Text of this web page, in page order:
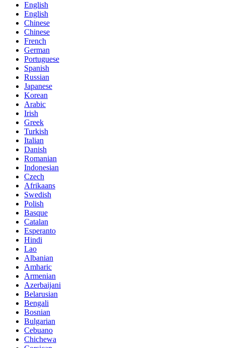
English
English
Chinese
Chinese
French
German
Portuguese
Spanish
Russian
Japanese
Korean
Arabic
Irish
Greek
Turkish
Italian
Danish
Romanian
Indonesian
Czech
Afrikaans
Swedish
Polish
Basque
Catalan
Esperanto
Hindi
Lao
Albanian
Amharic
Armenian
Azerbaijani
Belarusian
Bengali
Bosnian
Bulgarian
Cebuano
Chichewa